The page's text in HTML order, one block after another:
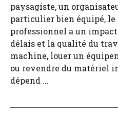
paysagiste, un
particulier bien équipé,
professionnel a un
délais et la qualité du
machine, louer un
ou revendre du matériel
dépend ...